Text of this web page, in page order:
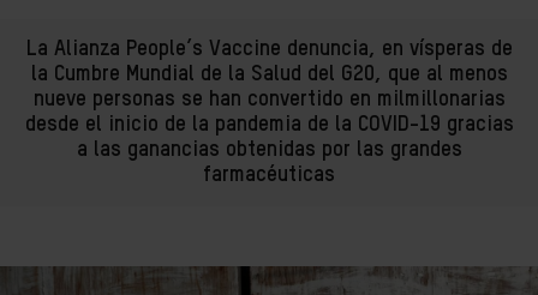
La Alianza People’s Vaccine denuncia, en vísperas de
la Cumbre Mundial de la Salud del G20, que al menos
nueve personas se han convertido en milmillonarias
desde el inicio de la pandemia de la COVID-19 gracias
a las ganancias obtenidas por las grandes
farmacéuticas